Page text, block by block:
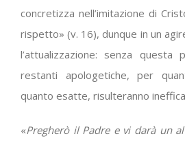
concretizza nell’imitazione di
rispetto» (v. 16), dunque in un
l’attualizzazione: senza questa
restanti apologetiche, per
quanto esatte, risulteranno
«Pregherò il Padre e vi darà un